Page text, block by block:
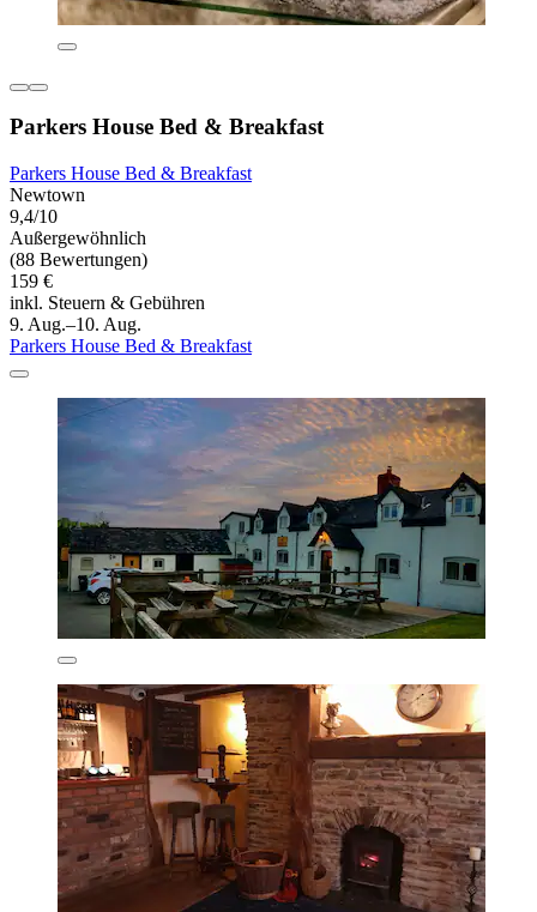
Parkers House Bed & Breakfast
Parkers House Bed & Breakfast
Newtown
9,4/10
Außergewöhnlich
(88 Bewertungen)
159 €
inkl. Steuern & Gebühren
9. Aug.–10. Aug.
Parkers House Bed & Breakfast